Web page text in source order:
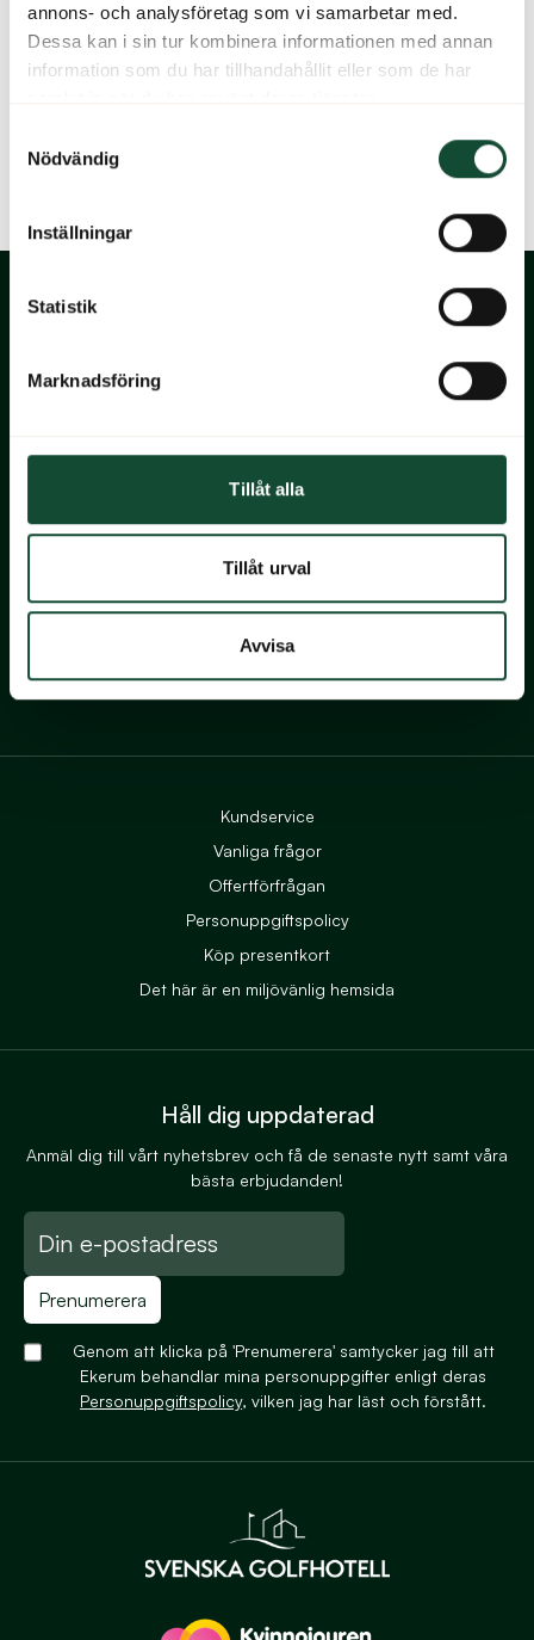
annons- och analysföretag som vi samarbetar med.
Dessa kan i sin tur kombinera informationen med annan
information som du har tillhandahållit eller som de har
Nödvändig
Inställningar
Statistik
Marknadsföring
Tillåt alla
Tillåt urval
Avvisa
Lös in ditt presentkort
Gårdsvägen 22
info@ekerum.com
Ekerum Golf & Resort AB
Org.nr: 556559-4032
Kundservice
Vanliga frågor
Offertförfrågan
Personuppgiftspolicy
Köp presentkort
Det här är en miljövänlig hemsida
Håll dig uppdaterad
Anmäl dig till vårt nyhetsbrev och få de senaste nytt samt våra
bästa erbjudanden!
Prenumerera
Genom att klicka på 'Prenumerera' samtycker jag till att
Ekerum behandlar mina personuppgifter enligt deras
Personuppgiftspolicy, vilken jag har läst och förstått.